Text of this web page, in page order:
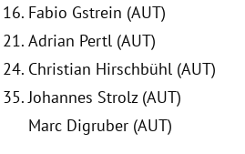
16. Fabio Gstrein (AUT)
21. Adrian Pertl (AUT)
24. Christian Hirschbühl (AUT)
35. Johannes Strolz (AUT)
Marc Digruber (AUT)